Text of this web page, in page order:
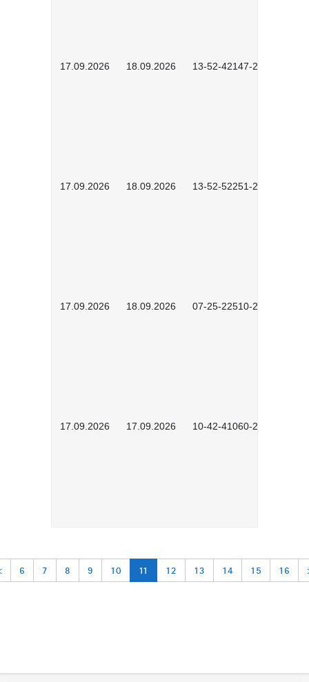
17.09.2026 18.09.2026 13-52-42147-2602
17.09.2026 18.09.2026 13-52-52251-2601
17.09.2026 18.09.2026 07-25-22510-2601
17.09.2026 17.09.2026 10-42-41060-2609
6 7 8 9 10 11 12 13 14 15 16